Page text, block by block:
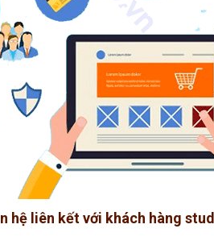
hệ liên kết với khách hàng